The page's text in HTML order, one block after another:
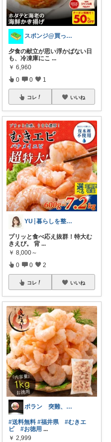
スポンジ@買ってくれてありがとう！
夕食の献立が思い浮かばない日
も、冷凍庫にこ ...
￥ 6,960
0 0 1
コレ いいね
YU┆暮らしを整えるもの
プリッと食べ応え抜群！特大む
きえび。 背 ...
￥ 8,000～
0 0 2
コレ いいね
ポラン 突難、メニエール病で療養中
#送料無料 #福井県
#むきエ
ビ
#お徳用 ...
￥ 2,999